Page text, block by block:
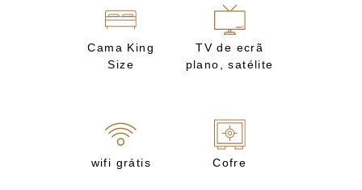
Cama King
Size
TV de ecrã
plano, satélite
wifi grátis Cofre